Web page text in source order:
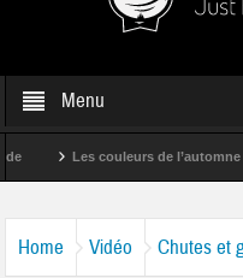
Menu
Les couleurs de l’automne
Home Vidéo Chutes et